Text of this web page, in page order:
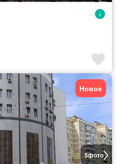
5фото
Новое